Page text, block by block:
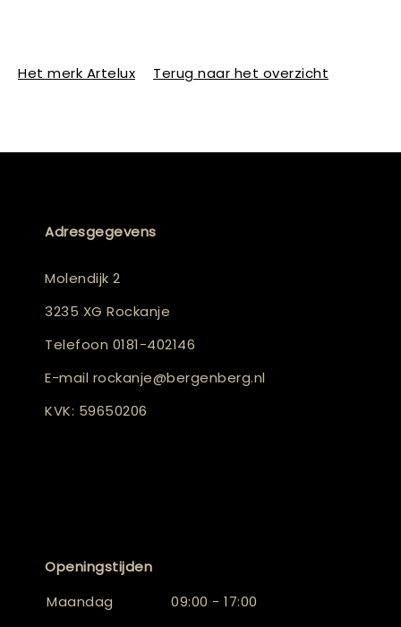
Het merk Artelux Terug naar het overzicht
Adresgegevens
Molendijk 2
3235 XG Rockanje
Telefoon 0181-402146
E-mail rockanje@bergenberg.nl
KVK: 59650206
Openingstijden
Maandag
09:00 - 17:00